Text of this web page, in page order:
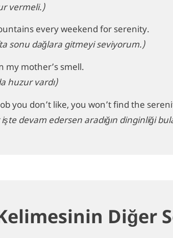
vermeli.)
every weekend for serenity.
sonu dağlara gitmeyi seviyorum.)
my mother’s smell.
huzur vardı)
you don’t like, you won’t find the
devam edersen aradığın dinginliği
Diğer